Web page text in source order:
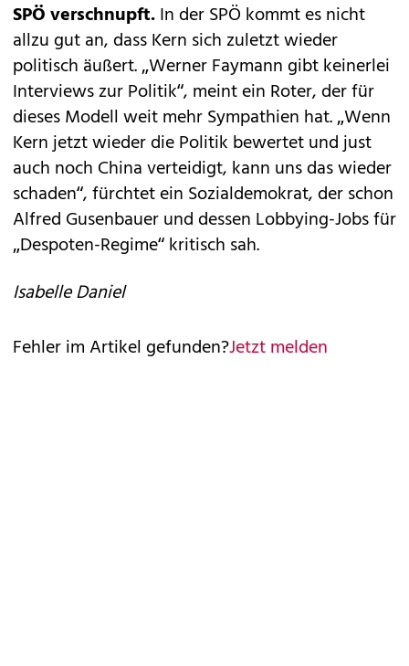
SPÖ verschnupft.In der SPÖ kommt es nicht
allzu gut an, dass Kern sich zuletzt wieder
politisch äußert. „Werner Faymann gibt keinerlei
Interviews zur Politik“, meint ein Roter, der für
dieses Modell weit mehr Sympathien hat. „Wenn
Kern jetzt wieder die Politik bewertet und just
auch noch China verteidigt, kann uns das wieder
schaden“, fürchtet ein Sozialdemokrat, der schon
Alfred Gusenbauer und dessen Lobbying-Jobs für
„Despoten-Regime“ kritisch sah.
Isabelle Daniel
Fehler im Artikel gefunden?Jetzt melden